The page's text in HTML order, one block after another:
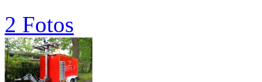
2 Fotos